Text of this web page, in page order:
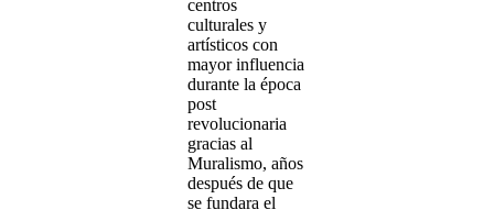
centros
culturales y
artísticos con
mayor influencia
durante la época
post
revolucionaria
gracias al
Muralismo, años
después de que
se fundara el